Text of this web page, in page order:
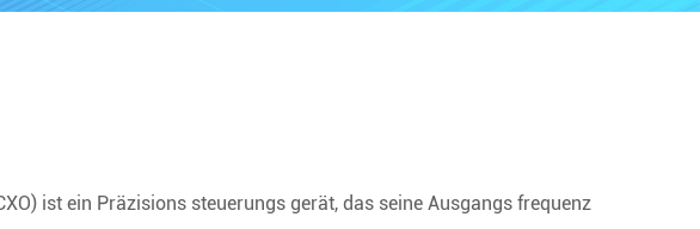
ist ein Präzisions steuerungs gerät, das seine Ausgangs frequenz